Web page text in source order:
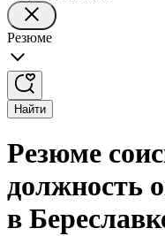
Резюме
Найти
Резюме
должность
в